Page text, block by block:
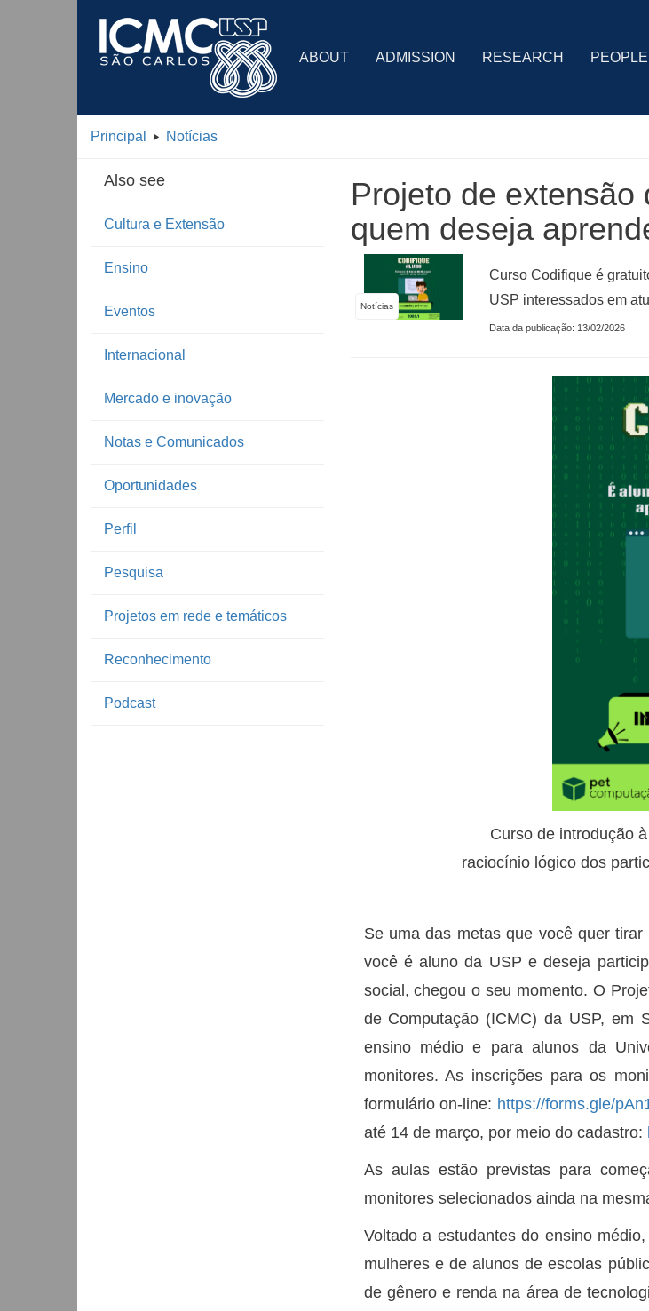
ABOUT ADMISSION RESEARCH PEOPLE
Principal Notícias
Also see
Cultura e Extensão
Ensino
Eventos
Internacional
Mercado e inovação
Notas e Comunicados
Oportunidades
Perfil
Pesquisa
Projetos em rede e temáticos
Reconhecimento
Podcast
Projeto de
quem deseja
Notícias
Curso Codifique é
USP interessados em
Data da publicação: 13/02/2026
Curso de introdução
raciocínio lógico dos
Se uma das metas que você quer
você é aluno da USP e deseja
social, chegou o seu momento. O
de Computação (ICMC) da USP, em
ensino médio e para alunos da
monitores. As inscrições para os
formulário on-line: https://forms.gle/
até 14 de março, por meio do cadastro:
As aulas estão previstas para
monitores selecionados ainda na
Voltado a estudantes do ensino
mulheres e de alunos de escolas
de gênero e renda na área de